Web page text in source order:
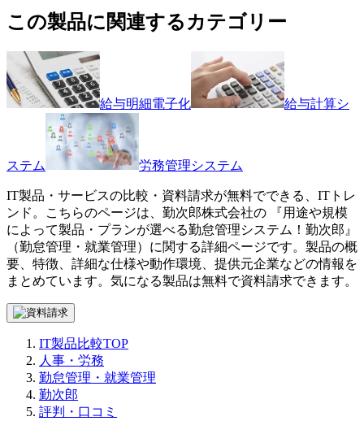
この製品に関連するカテゴリー
給与明細電子化 給与計算シ
ステム 労務管理システム
IT製品・サービスの比較・資料請求が無料でできる、ITトレ
ンド。こちらのページは、 勤次郎株式会社の 『用途や規模
によって製品・プランが選べる勤怠管理システム！ 勤次郎 』
（勤怠管理・就業管理）に関する詳細ページです。製品の概
要、特徴、詳細な仕様や動作環境、提供元企業などの情報を
まとめています。気になる製品は無料で資料請求できます。
IT製品比較TOP
人事・労務
勤怠管理・就業管理
勤次郎
評判・口コミ